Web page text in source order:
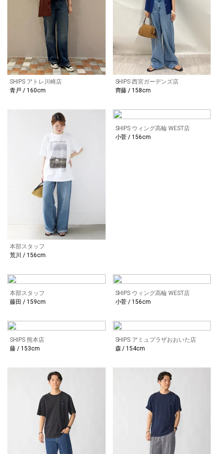
SHIPS アトレ川崎店
青戸 / 160cm
SHIPS 西宮ガーデンズ店
齊藤 / 158cm
本部スタッフ
荒川 / 156cm
SHIPS ウィング高輪 WEST店
小菅 / 156cm
本部スタッフ
藤田 / 159cm
SHIPS ウィング高輪 WEST店
小菅 / 156cm
SHIPS 熊本店
藤 / 153cm
SHIPS アミュプラザおおいた店
森 / 154cm